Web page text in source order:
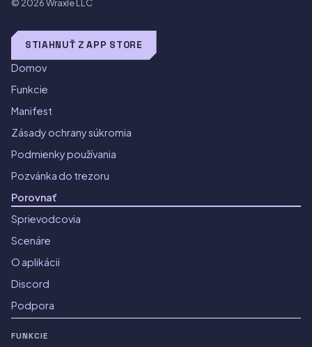
© 2026Wraxle LLC
STIAHNUŤ Z APP STORE
Domov
Funkcie
Manifest
Zásady ochrany súkromia
Podmienky používania
Pozvánka do trezoru
Porovnať
Sprievodcovia
Scenáre
O aplikácii
Discord
Podpora
FUNKCIE